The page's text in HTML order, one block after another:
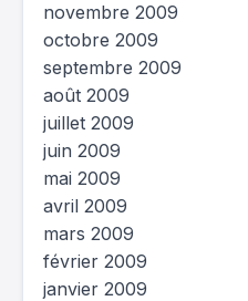
novembre 2009
octobre 2009
septembre 2009
août 2009
juillet 2009
juin 2009
mai 2009
avril 2009
mars 2009
février 2009
janvier 2009